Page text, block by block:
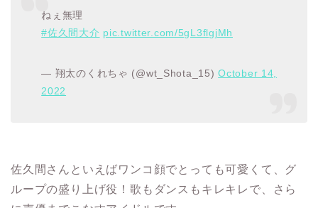
ねぇ無理
#佐久間大介 pic.twitter.com/5gL3flgjMh
— 翔太のくれちゃ (@wt_Shota_15)October 14,
2022
佐久間さんといえばワンコ顔でとっても可愛くて、グ
ループの盛り上げ役！歌もダンスもキレキレで、さら